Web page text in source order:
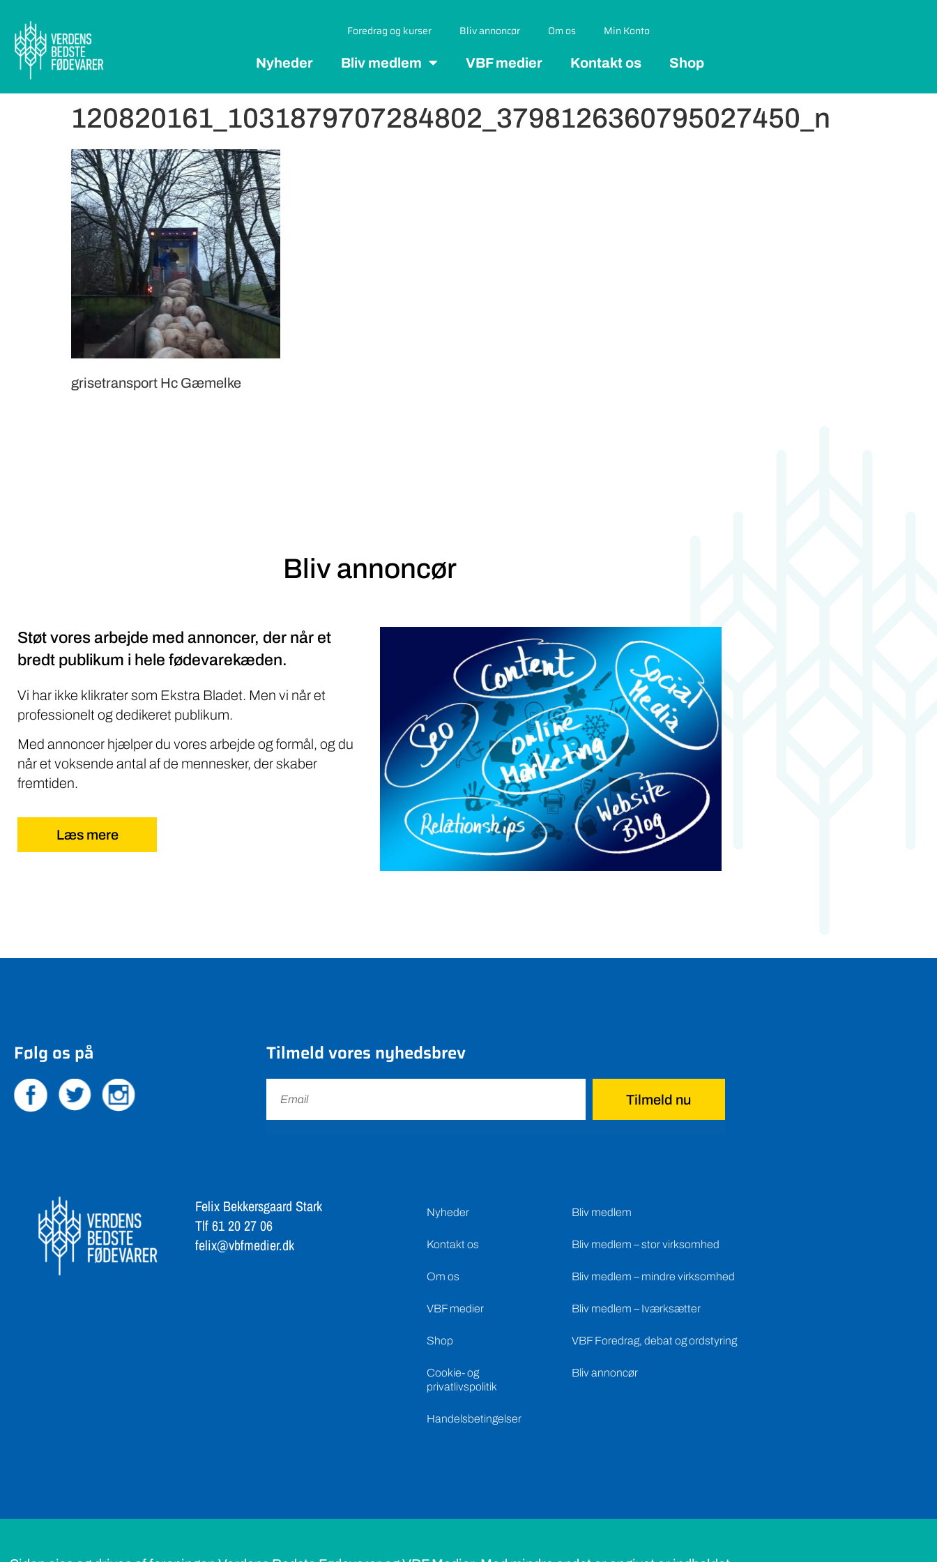
Foredrag og kurser Bliv annoncør Om os Min Konto
Nyheder Bliv medlem VBF medier Kontakt os Shop
120820161_1031879707284802_3798126360795027450_n
grisetransport Hc Gæmelke
Bliv annoncør
Støt vores arbejde med annoncer, der når et
bredt publikum i hele fødevarekæden.
Vi har ikke klikrater som Ekstra Bladet. Men vi når et
professionelt og dedikeret publikum.
Med annoncer hjælper du vores arbejde og formål, og du
når et voksende antal af de mennesker, der skaber
fremtiden.
Læs mere
Følg os på Tilmeld vores nyhedsbrev
Tilmeld nu
Felix Bekkersgaard Stark
Tlf 61 20 27 06
felix@vbfmedier.dk
Nyheder
Kontakt os
Om os
VBF medier
Shop
Cookie- og
privatlivspolitik
Handelsbetingelser
Bliv medlem
Bliv medlem – stor virksomhed
Bliv medlem – mindre virksomhed
Bliv medlem – Iværksætter
VBF Foredrag, debat og ordstyring
Bliv annoncør